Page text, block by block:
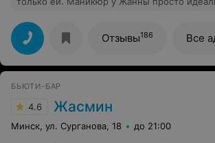
Отзывы186 Все
БЬЮТИ-БАР
4.6 Жасмин
Минск, ул. Сурганова, 18 до 21:00